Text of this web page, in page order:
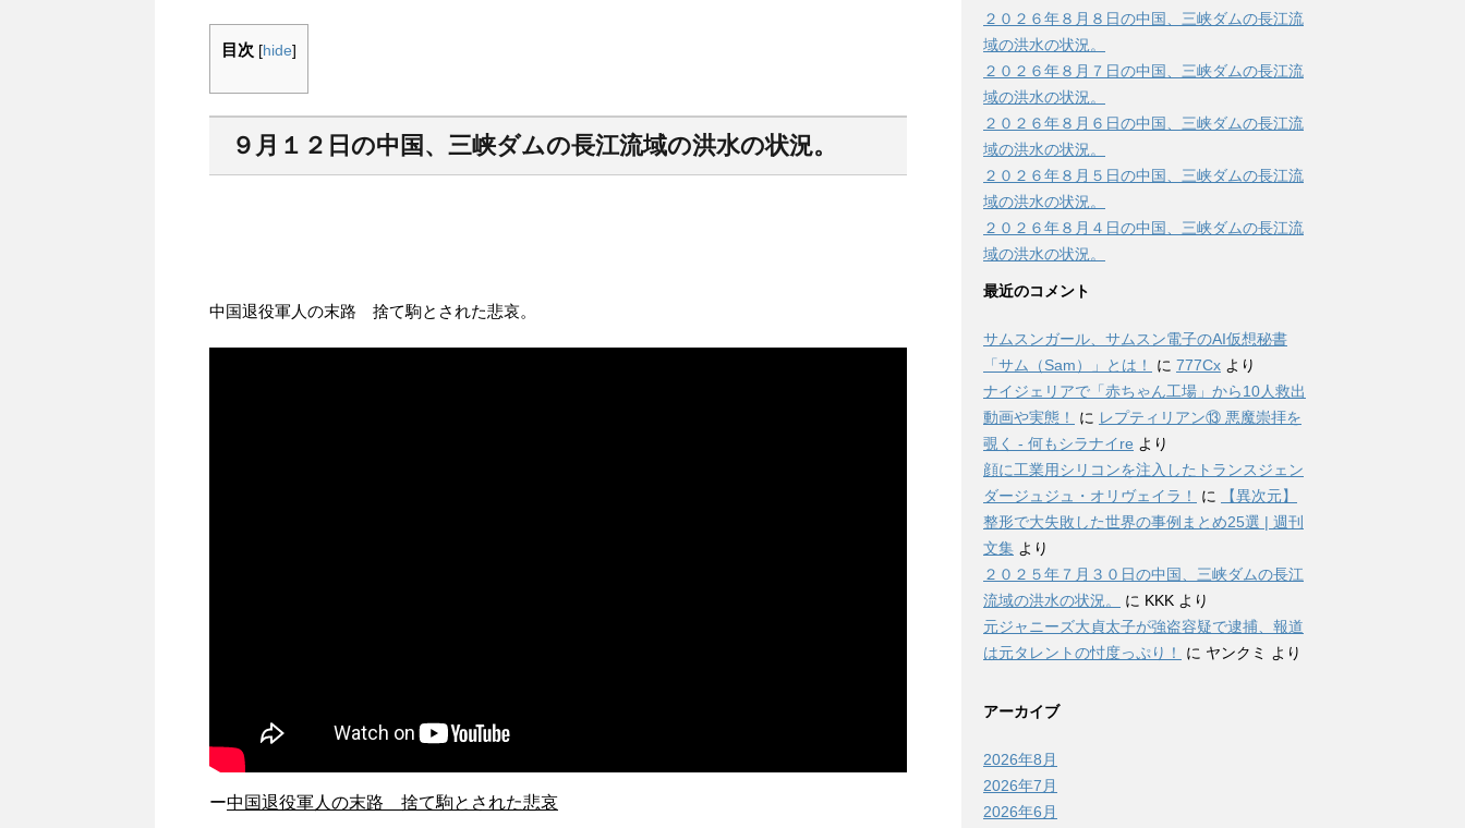
目次 [hide]
９月１２日の中国、三峡ダムの長江流域の洪水の状況。
中国退役軍人の末路 捨て駒とされた悲哀。
ー中国退役軍人の末路 捨て駒とされた悲哀
２０２６年８月８日の中国、三峡ダムの長江流
域の洪水の状況。
２０２６年８月７日の中国、三峡ダムの長江流
域の洪水の状況。
２０２６年８月６日の中国、三峡ダムの長江流
域の洪水の状況。
２０２６年８月５日の中国、三峡ダムの長江流
域の洪水の状況。
２０２６年８月４日の中国、三峡ダムの長江流
域の洪水の状況。
最近のコメント
サムスンガール、サムスン電子のAI仮想秘書
「サム（Sam）」とは！
に 777Cx より
ナイジェリアで「赤ちゃん工場」から10人救出
動画や実態！
に レプティリアン⑬ 悪魔崇拝を
覗く - 何もシラナイre より
顔に工業用シリコンを注入したトランスジェン
ダージュジュ・オリヴェイラ！
に
【異次元】
整形で大失敗した世界の事例まとめ25選 | 週刊
文集 より
２０２５年７月３０日の中国、三峡ダムの長江
流域の洪水の状況。
に KKK より
元ジャニーズ大貞太子が強盗容疑で逮捕、報道
は元タレントの忖度っぷり！
に ヤンクミ より
アーカイブ
2026年8月
2026年7月
2026年6月